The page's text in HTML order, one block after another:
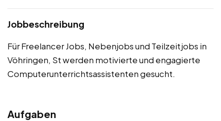
Jobbeschreibung
Für Freelancer Jobs, Nebenjobs und Teilzeitjobs in
Vöhringen, St werden motivierte und engagierte
Computerunterrichtsassistenten gesucht.
Aufgaben